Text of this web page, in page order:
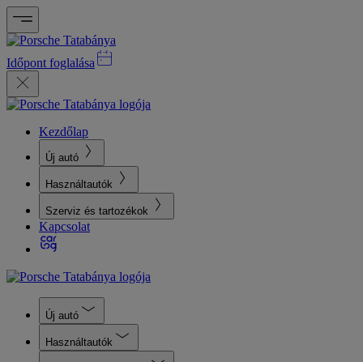
Időpont foglalása
Kezdőlap
Új autó
Használtautók
Szerviz és tartozékok
Kapcsolat
Új autó
Használtautók